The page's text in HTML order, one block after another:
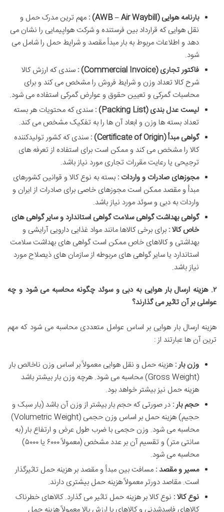
بارنامه هوایی(AWB – Air Waybill)
: مهم ترین مدرک حمل و
نقل هوایی که قرارداد بین فرستنده و شرکت هواپیمایی را نشان می
دهد و اطلاعات مربوط به بار مبدأ مقصد و شرایط حمل را شامل می
شود.
فاکتور تجاری(Commercial Invoice)
: سندی که ارزش کالا
شرح کالا تعداد وزن و شرایط فروش را مشخص می کند و برای
محاسبات گمرکی و تعیین حقوق و عوارض گمرکی استفاده می شود.
لیست عدل بندی(Packing List)
: سندی که محتویات هر بسته
تعداد بسته ها وزن و ابعاد آن ها را به تفکیک مشخص می کند.
گواهی مبدأ(Certificate of Origin)
: سندی که کشور تولیدکننده
کالا را مشخص می کند و ممکن است برای استفاده از تعرفه های
ترجیحی یا رعایت مقررات تجاری مورد نیاز باشد.
مجوزهای صادرات و واردات : بسته به نوع کالا و قوانین کشورهای
مبدأ و مقصد ممکن است مجوزهای خاصی برای صادرات از ایران و
واردات به دبی و سوئد مورد نیاز باشد.
گواهی بهداشت گواهی سلامت گواهی استاندارد و سایر گواهی های
خاص کالا : برای برخی کالاها مانند مواد غذایی دارویی آرایشی و
بهداشتی و کالاهای خاص ممکن است گواهی های بهداشت سلامت
استاندارد یا سایر گواهی های مربوطه از سازمان های ذیصلاح مورد
نیاز باشد.
۲.هزینه ارسال بار هوایی به دبی و سوئد چگونه محاسبه می شود و چه
عواملی بر آن تاثیر می گذارند؟
هزینه ارسال بار هوایی بر اساس عوامل متعددی محاسبه می شود که مهم
ترین آن ها عبارتند از :
وزن بار : هزینه حمل و نقل هوایی معمولاً بر اساس وزن ناخالص بار
(Gross Weight) محاسبه می شود. هرچه وزن بار بیشتر باشد
هزینه حمل نیز بیشتر خواهد بود.
حجم بار : در صورتی که حجم بار بیشتر از وزن آن باشد (بار سبک و
حجیم) هزینه حمل بر اساس وزن حجمی (Volumetric Weight)
محاسبه می شود. وزن حجمی با ضرب طول عرض و ارتفاع بار (به
سانتی متر) و تقسیم آن بر عدد مشخص (معمولاً ۶۰۰۰ یا ۵۰۰۰)
محاسبه می شود.
مسیر و مقصد : مسافت بین مبدأ و مقصد بر هزینه حمل تاثیرگذار
است. مقاصد دورتر معمولاً هزینه حمل بیشتری دارند.
نوع کالا : نوع کالا بر هزینه حمل تاثیر می گذارد. کالاهای خطرناک